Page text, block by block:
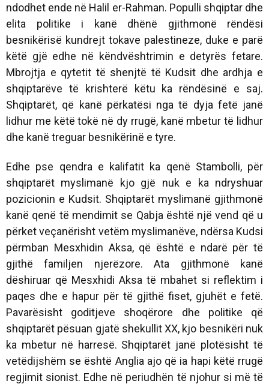
ndodhet ende në Halil er-Rahman. Populli shqiptar dhe
elita politike i kanë dhënë gjithmonë rëndësi
besnikërisë kundrejt tokave palestineze, duke e parë
këtë gjë edhe në këndvështrimin e detyrës fetare.
Mbrojtja e qytetit të shenjtë të Kudsit dhe ardhja e
shqiptarëve të krishterë këtu ka rëndësinë e saj.
Shqiptarët, që kanë përkatësi nga të dyja fetë janë
lidhur me këtë tokë në dy rrugë, kanë mbetur të lidhur
dhe kanë treguar besnikërinë e tyre.
Edhe pse qendra e kalifatit ka qenë Stambolli, për
shqiptarët myslimanë kjo gjë nuk e ka ndryshuar
pozicionin e Kudsit. Shqiptarët myslimanë gjithmonë
kanë qenë të mendimit se Qabja është një vend që u
përket veçanërisht vetëm myslimanëve, ndërsa Kudsi
përmban Mesxhidin Aksa, që është e ndarë për të
gjithë familjen njerëzore. Ata gjithmonë kanë
dëshiruar që Mesxhidi Aksa të mbahet si reflektim i
paqes dhe e hapur për të gjithë fiset, gjuhët e fetë.
Pavarësisht goditjeve shoqërore dhe politike që
shqiptarët pësuan gjatë shekullit XX, kjo besnikëri nuk
ka mbetur në harresë. Shqiptarët janë plotësisht të
vetëdijshëm se është Anglia ajo që ia hapi këtë rrugë
regjimit sionist. Edhe në periudhën të njohur si më të